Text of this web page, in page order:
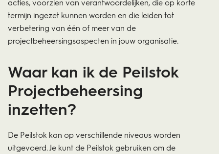
acties, voorzien van verantwoordelijken, die op korte
termijn ingezet kunnen worden en die leiden tot
verbetering van één of meer van de
projectbeheersingsaspecten in jouw organisatie.
Waar kan ik de Peilstok
Projectbeheersing
inzetten?
De Peilstok kan op verschillende niveaus worden
uitgevoerd. Je kunt de Peilstok gebruiken om de